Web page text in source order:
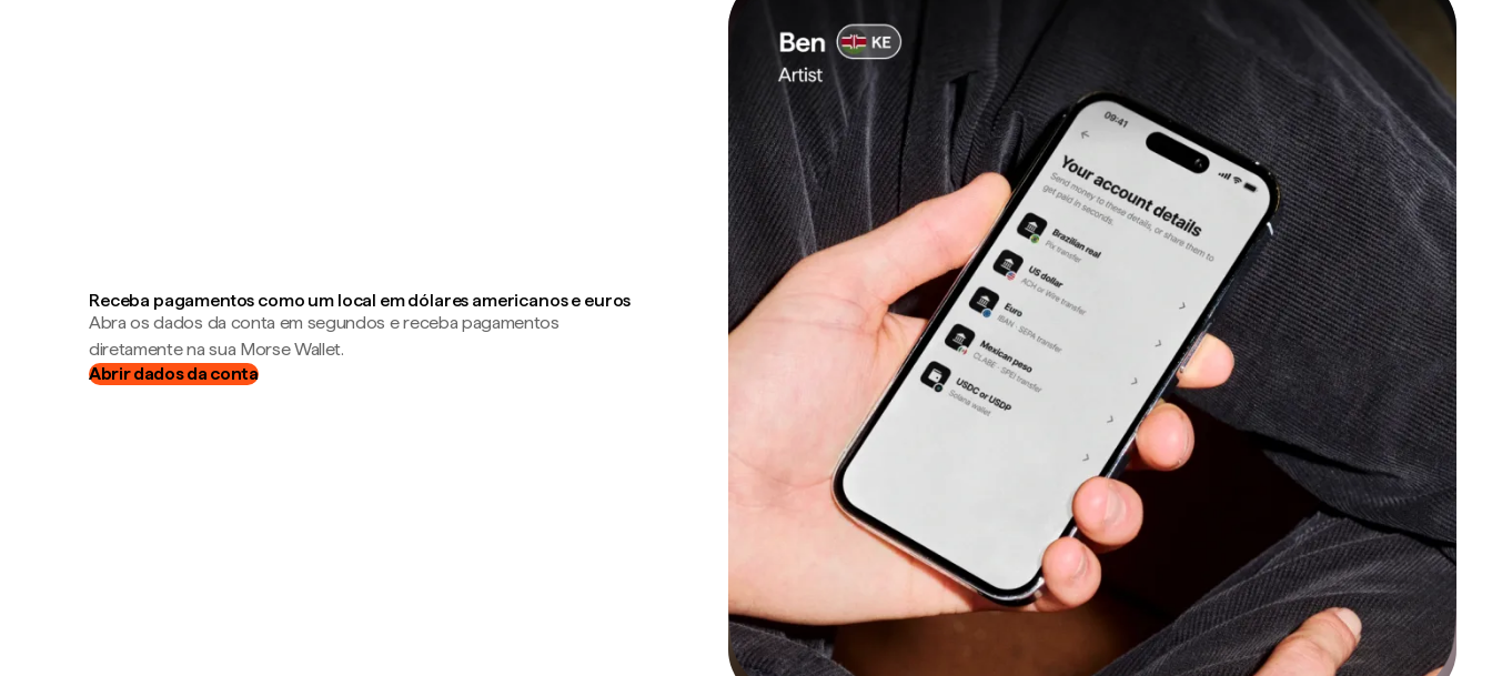
Receba pagamentos como um local em dólares americanos e euros
Abra os dados da conta em segundos e receba pagamentos
diretamente na sua Morse Wallet.
Abrir dados da conta